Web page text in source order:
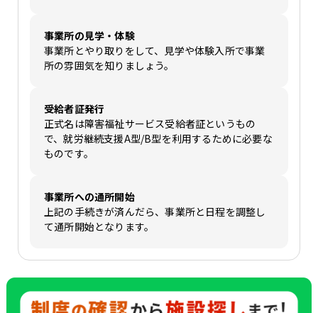
事業所の見学・体験
事業所とやり取りをして、見学や体験入所で事業
所の雰囲気を知りましょう。
受給者証発行
正式名は障害福祉サービス受給者証というもの
で、就労継続支援A型/B型を利用するために必要な
ものです。
事業所への通所開始
上記の手続きが済んだら、事業所と日程を調整し
て通所開始となります。